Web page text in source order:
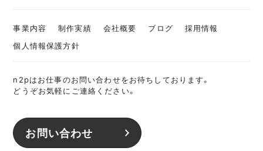
事業内容 制作実績 会社概要 ブログ
採用情報
個人情報保護方針
n2pはお仕事のお問い合わせをお待ちしております。
どうぞお気軽にご連絡ください。
お問い合わせ